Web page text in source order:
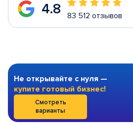
4.8 83 512 отзывов
Не открывайте с нуля —
купите готовый бизнес!
Смотреть
варианты